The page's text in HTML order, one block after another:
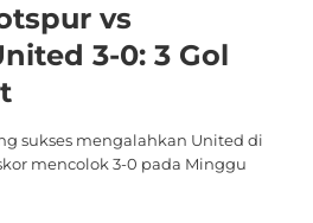
vs
3-0: 3 Gol
sukses mengalahkan United di
mencolok 3-0 pada Minggu